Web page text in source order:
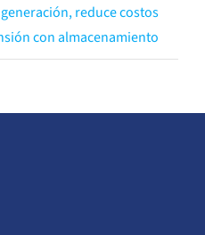
reduce costos
con almacenamiento